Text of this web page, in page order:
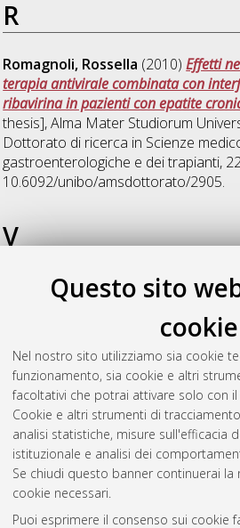
Questo sito
cookie
Nel nostro sito utilizziamo sia cookie
funzionamento, sia cookie e altri
facoltativi che potrai attivare solo con
Cookie e altri strumenti di
analisi statistiche, misure sull'efficacia
istituzionale e analisi dei
Se chiudi questo banner continuerai la
cookie necessari.
Puoi esprimere il consenso sui cookie
R
Romagnoli, Rossella (2010)Effetti
terapia antivirale combinata con
ribavirina in pazienti con epatite
thesis], Alma Mater Studiorum
Dottorato di ricerca in Scienze
gastroenterologiche e dei trapianti,
10.6092/unibo/amsdottorato/2905.
V
Valerii, Maria Chiara (2010)Ruolo
malattia da reflusso gastro-esofageo
[Dissertation thesis], Alma Mater
Bologna. Dottorato di ricerca in
gastroenterologiche e dei trapianti,
10.6092/unibo/amsdottorato/2724.
Questa lista e' stata generata il
Atom